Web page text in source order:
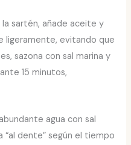
sartén, añade aceite y
ligeramente, evitando que
sazona con sal marina y
15 minutos,
agua con sal
“al dente” según el tiempo